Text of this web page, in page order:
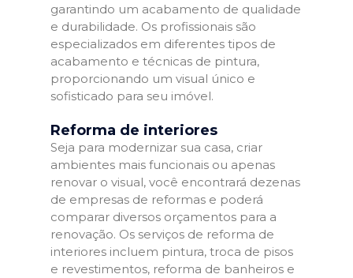
garantindo um acabamento de qualidade
e durabilidade. Os profissionais são
especializados em diferentes tipos de
acabamento e técnicas de pintura,
proporcionando um visual único e
sofisticado para seu imóvel.
Reforma de interiores
Seja para modernizar sua casa, criar
ambientes mais funcionais ou apenas
renovar o visual, você encontrará dezenas
de empresas de reformas e poderá
comparar diversos orçamentos para a
renovação. Os serviços de reforma de
interiores incluem pintura, troca de pisos
e revestimentos, reforma de banheiros e